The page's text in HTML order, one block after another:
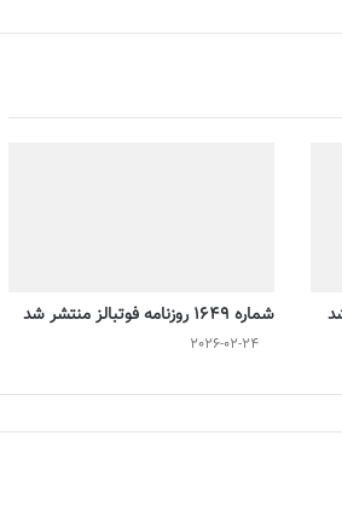
شماره 1649 روزنامه فوتبالز منتشر شد
2026-02-24